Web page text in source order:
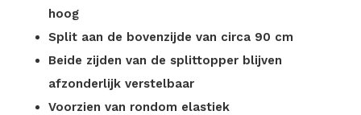
hoog
Split aan de bovenzijde van circa 90 cm
Beide zijden van de splittopper blijven
afzonderlijk verstelbaar
Voorzien van rondom elastiek